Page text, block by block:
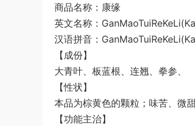
商品名称：康缘
英文名称：
汉语拼音：
【成份】
大青叶、板蓝根、连翘、拳参、
【性状】
本品为棕黄色的颗粒；味苦、微甜
【功能主治】